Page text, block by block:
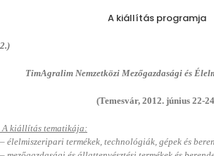
A kiállítás programja
2.)
TimAgralim Nemzetközi Mezőgazdasági és
(Temesvár, 2012. június 22-
A kiállítás tematikája:
– élelmiszeripari termékek, technológiák, gépek és